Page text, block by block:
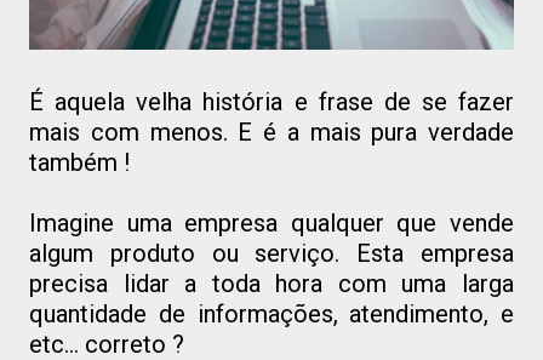
É aquela velha história e frase de se fazer
mais com menos. E é a mais pura verdade
também !
Imagine uma empresa qualquer que vende
algum produto ou serviço. Esta empresa
precisa lidar a toda hora com uma larga
quantidade de informações, atendimento, e
etc... correto ?